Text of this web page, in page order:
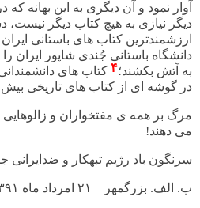
آوار نمود و آن دیگری به این بهانه
دیگر نیازی به هیچ کتاب دیگر نیست،
ارزشمندترین کتاب های باستانی
دانشگاه باستانی جُندی شاپور ایران
به آتش بکشند؛۴ کتاب های
در گوشه ای از کتاب های تاریخی
مرگ بر همه ی مفتخواران و زالوهایی
می دهند!
سرنگون باد رژیم تبهکار و ضدایرانی
ب. الف. بزرگمهر ٢١ امرداد ماه ١٣٩١